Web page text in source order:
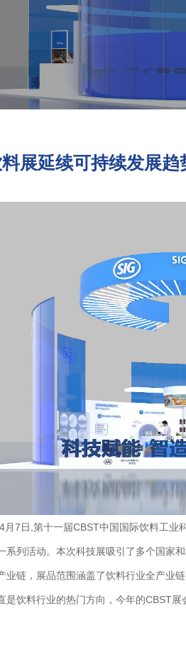
展延续可持续发展
月7日,第十一届CBST中国国际饮料工业
系列活动。本次科技展吸引了多个国家
业链，展品范围涵盖了饮料行业全产业
是饮料行业的热门方向，今年的CBST